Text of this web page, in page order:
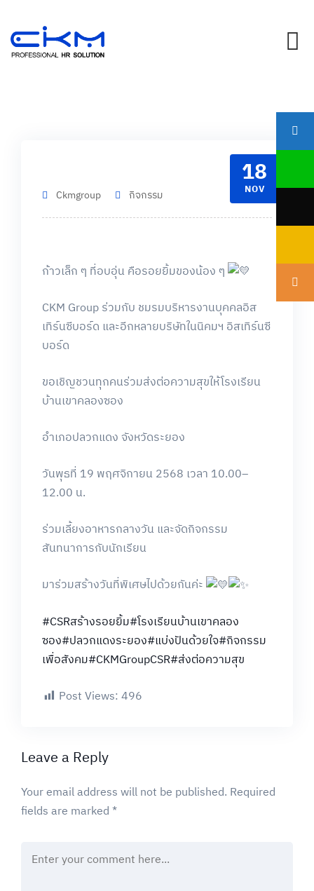
content
18
NOV
Ckmgroup กิจกรรม
ก้าวเล็ก ๆ ที่อบอุ่น คือรอยยิ้มของน้อง ๆ
CKM Group ร่วมกับ ชมรมบริหารงานบุคคลอิส
เทิร์นซีบอร์ด และอีกหลายบริษัทในนิคมฯ อิสเทิร์นซี
บอร์ด
ขอเชิญชวนทุกคนร่วมส่งต่อความสุขให้โรงเรียน
บ้านเขาคลองซอง
อำเภอปลวกแดง จังหวัดระยอง
วันพุธที่ 19 พฤศจิกายน 2568 เวลา 10.00–
12.00 น.
ร่วมเลี้ยงอาหารกลางวัน และจัดกิจกรรม
สันทนาการกับนักเรียน
มาร่วมสร้างวันที่พิเศษไปด้วยกันค่ะ
#CSRสร้างรอยยิ้ม#โรงเรียนบ้านเขาคลอง
ซอง#ปลวกแดงระยอง#แบ่งปันด้วยใจ#กิจกรรม
เพื่อสังคม#CKMGroupCSR#ส่งต่อความสุข
Post Views: 496
Leave a Reply
Your email address will not be published. Required
fields are marked*